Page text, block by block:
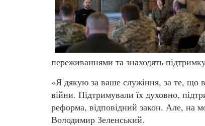
переживаннями та знаходять
«Я дякую за ваше служіння, за те, що
війни. Підтримували їх духовно,
реформа, відповідний закон. Але, на
Володимир Зеленський.